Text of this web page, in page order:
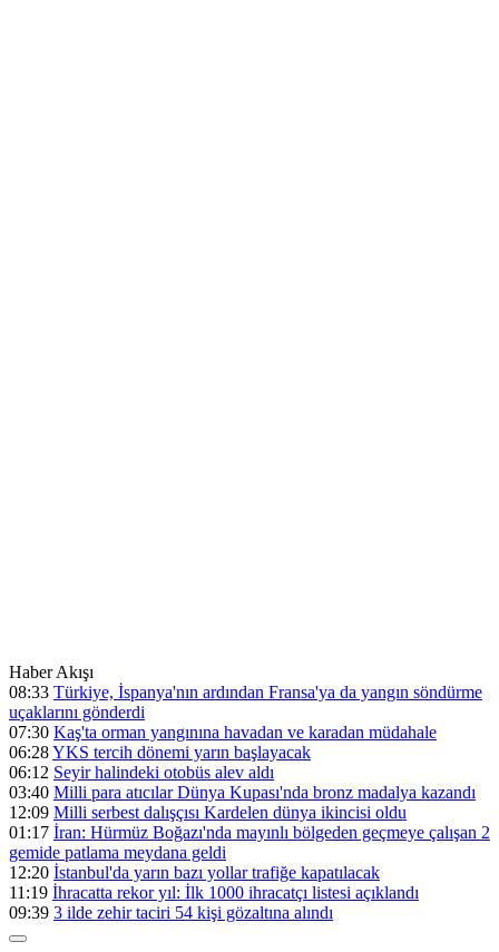
Haber Akışı
08:33 Türkiye, İspanya'nın ardından Fransa'ya da yangın söndürme
uçaklarını gönderdi
07:30 Kaş'ta orman yangınına havadan ve karadan müdahale
06:28YKS tercih dönemi yarın başlayacak
06:12 Seyir halindeki otobüs alev aldı
03:40 Milli para atıcılar Dünya Kupası'nda bronz madalya kazandı
12:09 Milli serbest dalışçısı Kardelen dünya ikincisi oldu
01:17 İran: Hürmüz Boğazı'nda mayınlı bölgeden geçmeye çalışan 2
gemide patlama meydana geldi
12:20 İstanbul'da yarın bazı yollar trafiğe kapatılacak
11:19 İhracatta rekor yıl: İlk 1000 ihracatçı listesi açıklandı
09:39 3 ilde zehir taciri 54 kişi gözaltına alındı